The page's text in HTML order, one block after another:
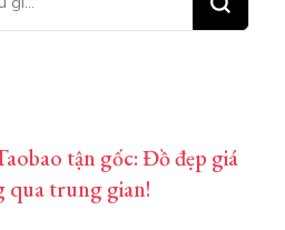
tận gốc: Đồ đẹp giá
qua trung gian!